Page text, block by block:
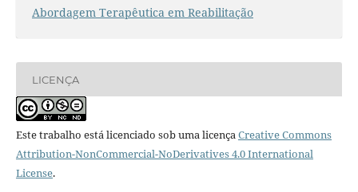
Abordagem Terapêutica em Reabilitação
LICENÇA
Este trabalho está licenciado sob uma licençaCreative Commons
Attribution-NonCommercial-NoDerivatives 4.0 International
License.